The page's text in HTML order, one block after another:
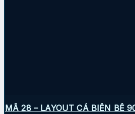
MÃ 28 – LAYOUT CÁ BIỂN BỂ